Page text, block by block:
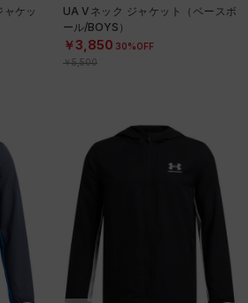
ケッ
UA Vネック ジャケット（ベースボ
ール/BOYS）
￥3,850 30%OFF
￥5,500